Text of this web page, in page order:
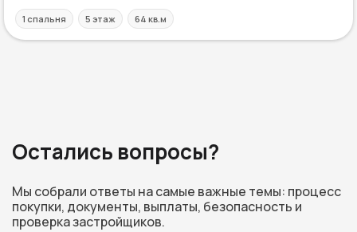
1 спальня 5 этаж 64 кв.м
Остались вопросы?
Мы собрали ответы на самые важные темы: процесс
покупки, документы, выплаты, безопасность и
проверка застройщиков.